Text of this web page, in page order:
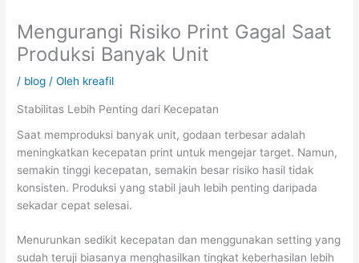
Mengurangi Risiko Print Gagal Saat
Produksi Banyak Unit
/ blog / Oleh kreafil
Stabilitas Lebih Penting dari Kecepatan
Saat memproduksi banyak unit, godaan terbesar adalah
meningkatkan kecepatan print untuk mengejar target. Namun,
semakin tinggi kecepatan, semakin besar risiko hasil tidak
konsisten. Produksi yang stabil jauh lebih penting daripada
sekadar cepat selesai.
Menurunkan sedikit kecepatan dan menggunakan setting yang
sudah teruji biasanya menghasilkan tingkat keberhasilan lebih